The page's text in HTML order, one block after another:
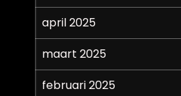
april 2025
maart 2025
februari 2025